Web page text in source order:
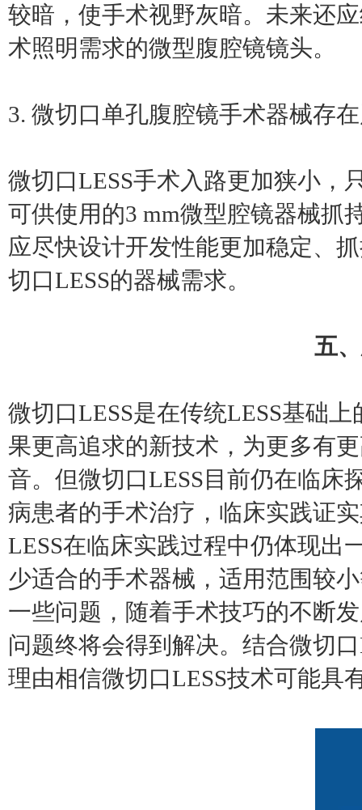
较暗，使手术视野灰暗。未来还
术照明需求的微型腹腔镜镜头。
3. 微切口单孔腹腔镜手术器械存
微切口LESS手术入路更加狭小，
可供使用的3 mm微型腔镜器械抓
应尽快设计开发性能更加稳定、
切口LESS的器械需求。
五
微切口LESS是在传统LESS基础
果更高追求的新技术，为更多有
音。但微切口LESS目前仍在临床
病患者的手术治疗，临床实践证
LESS在临床实践过程中仍体现出
少适合的手术器械，适用范围较
一些问题，随着手术技巧的不断
问题终将会得到解决。结合微切
理由相信微切口LESS技术可能具